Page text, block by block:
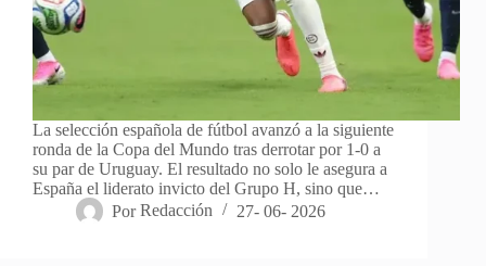
La selección española de fútbol avanzó a la siguiente
ronda de la Copa del Mundo tras derrotar por 1-0 a
su par de Uruguay. El resultado no solo le asegura a
España el liderato invicto del Grupo H, sino que…
Por Redacción 27- 06- 2026